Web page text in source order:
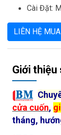
Cài Đặt:
LIÊN HỆ
Giới thiệu
cửa cuốn,
tháng,